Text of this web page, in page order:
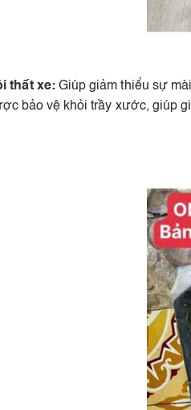
thất xe:Giúp giảm thiểu sự
bảo vệ khỏi trầy xước, giúp